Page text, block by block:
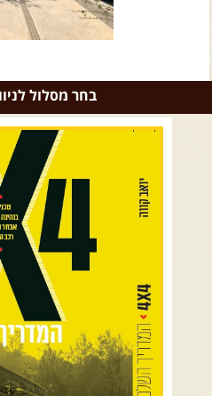
צרו קשר עם שבילים
אודות יואב קווה והאתר
בחר מסלול
רמת הגולן וגליל עליון
כרמל ורמות מנשה
בקעת הירדן והשומרון
השרון ומישור החוף
הרי ירושלים והשפלה
מדבר יהודה וים המלח
צפון ומערב הנגב
הר הנגב והערבה